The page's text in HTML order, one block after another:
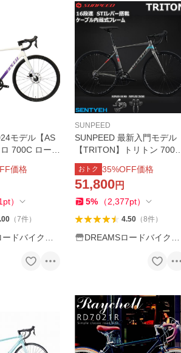
ド
シマノR300
バー 搭載 1
トレット
価格
pt）
（7件）
ドバイク直
SUNPEED
SUNPEED 最新入門モデル
【TRITON】トリトン 700C
アルミフレーム ロードバイ
ク シマノCLARISクラス SEN
SAH 16段変速 STIレバー
デュアルコントロールレバー
おトク 35%OFF価格
51,800円
5% （2,377pt）
4.50（8件）
DREAMSロードバイク直